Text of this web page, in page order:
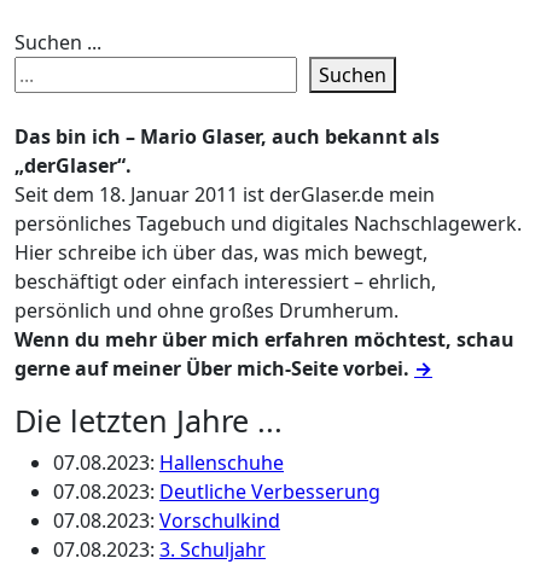
Suchen ...
Suchen
Das bin ich – Mario Glaser, auch bekannt als
„derGlaser“.
Seit dem 18. Januar 2011 ist derGlaser.de mein
persönliches Tagebuch und digitales Nachschlagewerk.
Hier schreibe ich über das, was mich bewegt,
beschäftigt oder einfach interessiert – ehrlich,
persönlich und ohne großes Drumherum.
Wenn du mehr über mich erfahren möchtest, schau
gerne auf meiner Über mich-Seite vorbei. →
Die letzten Jahre ...
07.08.2023: Hallenschuhe
07.08.2023: Deutliche Verbesserung
07.08.2023: Vorschulkind
07.08.2023: 3. Schuljahr